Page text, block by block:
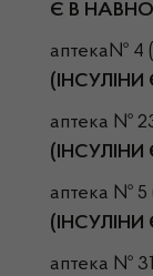
Є В
аптека№ 4
аптека №
аптека № 5
аптека №